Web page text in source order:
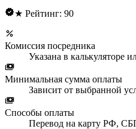
★ Рейтинг: 90
Комиссия посредника
Указана в калькуляторе
Минимальная сумма оплаты
Зависит от выбранной
Способы оплаты
Перевод на карту РФ,